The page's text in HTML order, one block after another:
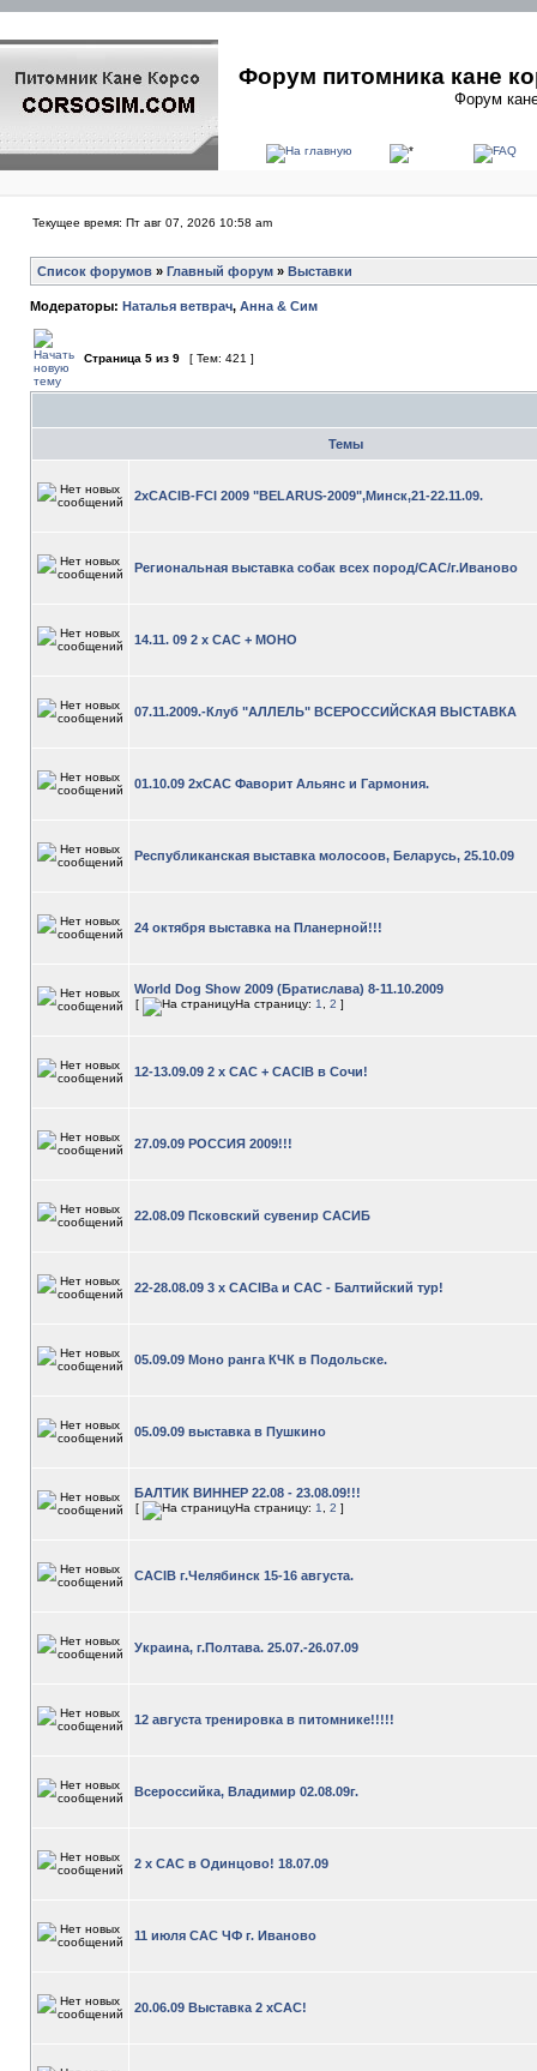
Форум питомника кане
Форум
Текущее время: Пт авг 07, 2026 10:58 am
Список форумов » Главный форум » Выставки
Модераторы: Наталья ветврач, Анна & Сим
Страница 5 из 9 [ Тем: 421 ]
Темы
2xCACIB-FCI 2009 "BELARUS-2009",Минск,21-22.11.09.
Региональная выставка собак всех пород/САС/г.Иваново
14.11. 09 2 х САС + МОНО
07.11.2009.-Клуб "АЛЛЕЛЬ" ВСЕРОССИЙСКАЯ ВЫСТАВКА
01.10.09 2хСАС Фаворит Альянс и Гармония.
Республиканская выставка молосоов, Беларусь, 25.10.09
24 октября выставка на Планерной!!!
World Dog Show 2009 (Братислава) 8-11.10.2009
[ На страницу: 1 2 ]
12-13.09.09 2 х САС + САСIB в Сочи!
27.09.09 РОССИЯ 2009!!!
22.08.09 Псковский сувенир САСИБ
22-28.08.09 3 х САCIBа и САС - Балтийский тур!
05.09.09 Моно ранга КЧК в Подольске.
05.09.09 выставка в Пушкино
БАЛТИК ВИННЕР 22.08 - 23.08.09!!!
[ На страницу: 1 2 ]
CACIB г.Челябинск 15-16 августа.
Украина, г.Полтава. 25.07.-26.07.09
12 августа тренировка в питомнике!!!!!
Всероссийка, Владимир 02.08.09г.
2 х САС в Одинцово! 18.07.09
11 июля САС ЧФ г. Иваново
20.06.09 Выставка 2 хСАС!